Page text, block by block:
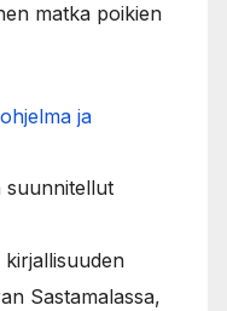
matka poikien
ja
suunnitellut
Sastamalassa,